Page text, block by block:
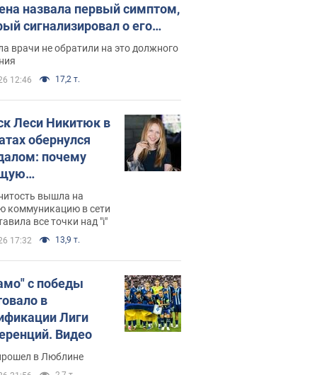
назвала первый симптом,
сигнализировал о его
раке
врачи не обратили на это должного
12:46 17,2 т.
Леси Никитюк в
обернулся
почему
вышла на
коммуникацию в сети
все точки над "i"
17:32 13,9 т.
с победы
в
Лиги
Видео
в Люблине